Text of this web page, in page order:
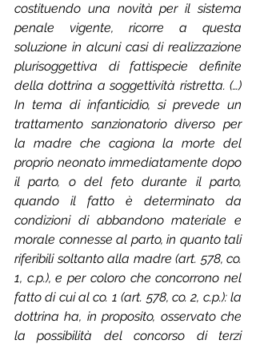
costituendo una novità per il sistema
penale vigente, ricorre a questa
soluzione in alcuni casi di realizzazione
plurisoggettiva di fattispecie definite
della dottrina a soggettività ristretta. (…)
In tema di infanticidio, si prevede un
trattamento sanzionatorio diverso per
la madre che cagiona la morte del
proprio neonato immediatamente dopo
il parto, o del feto durante il parto,
quando il fatto è determinato da
condizioni di abbandono materiale e
morale connesse al parto, in quanto tali
riferibili soltanto alla madre (art. 578, co.
1, c.p.), e per coloro che concorrono nel
fatto di cui al co. 1 (art. 578, co. 2, c.p.): la
dottrina ha, in proposito, osservato che
la possibilità del concorso di terzi